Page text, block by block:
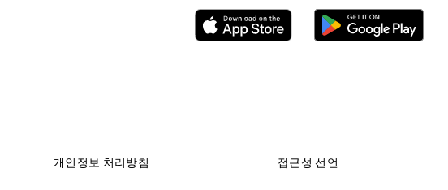
개인정보 처리방침 접근성 선언